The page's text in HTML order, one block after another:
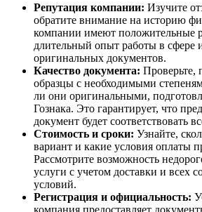
Репутация компании: Изучите
обратите внимание на историю
компании имеют положительные
длительный опыт работы в сфере
оригинальных документов.
Качество документа: Проверьте,
образцы с необходимыми
ли они оригинальными,
Гознака. Это гарантирует, что
документ будет соответствовать
Стоимость и сроки: Узнайте,
вариант и какие условия оплаты
Рассмотрите возможность
услуги с учетом доставки и всех
условий.
Регистрация и официальность:
компания предоставляет